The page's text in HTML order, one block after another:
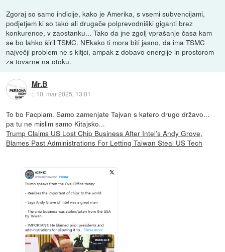
Zgoraj so samo indicije, kako je Amerika, s vsemi subvencijami,
podjetjem ki so tako ali drugače polprevodniški giganti brez
konkurence, v zaostanku... Tako da jne zgolj vprašanje časa kam
se bo lahko širil TSMC. NEkako ti mora biti jasno, da ima TSMC
največji problem ne s kitjci, ampak z dobavo energije in prostorom
za tovarne na otoku.
Mr.B
:: 10. mar 2025, 13:01
To bo Facplam. Samo zamenjate Tajvan s katero drugo državo...
pa tu ne mislim samo Kitajsko...
Trump Claims US Lost Chip Business After Intel's Andy Grove,
Blames Past Administrations For Letting Taiwan Steal US Tech